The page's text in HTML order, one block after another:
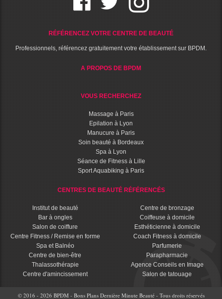
RÉFÉRENCEZ VOTRE CENTRE DE BEAUTÉ
Professionnels, référencez gratuitement votre établissement sur BPDM.
A PROPOS DE BPDM
VOUS RECHERCHEZ
Massage à Paris
Epilation à Lyon
Manucure à Paris
Soin beauté à Bordeaux
Spa à Lyon
Séance de Fitness à Lille
Sport Aquabiking à Paris
CENTRES DE BEAUTÉ RÉFÉRENCÉS
Institut de beauté
Bar à ongles
Salon de coiffure
Centre Fitness / Remise en forme
Spa et Balnéo
Centre de bien-être
Thalassothérapie
Centre d'amincissement
Centre de bronzage
Coiffeuse à domicile
Esthéticienne à domicile
Coach Fitness à domicile
Parfumerie
Parapharmacie
Agence Conseils en Image
Salon de tatouage
© 2016 - 2026 BPDM - Bons Plans Dernière Minute Beauté - Tous droits réservés